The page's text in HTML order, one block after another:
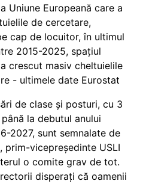
Uniune Europeană care a
de cercetare,
cap de locuitor, în ultimul
2015-2025, spațiul
crescut masiv cheltuielile
- ultimele date Eurostat
de clase și posturi, cu 3
la debutul anului
2027, sunt semnalate de
prim-vicepreședinte USLI
o comite grav de tot.
disperați că oamenii